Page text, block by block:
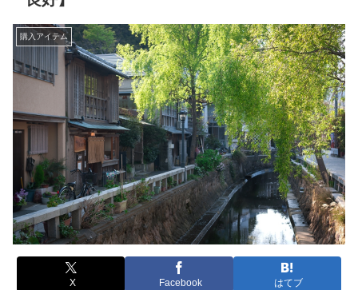
購入アイテム
X Facebook はてブ